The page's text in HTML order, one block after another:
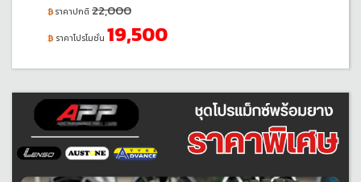
ราคาปกติ 22,000
ราคาโปรโมชั่น 19,500